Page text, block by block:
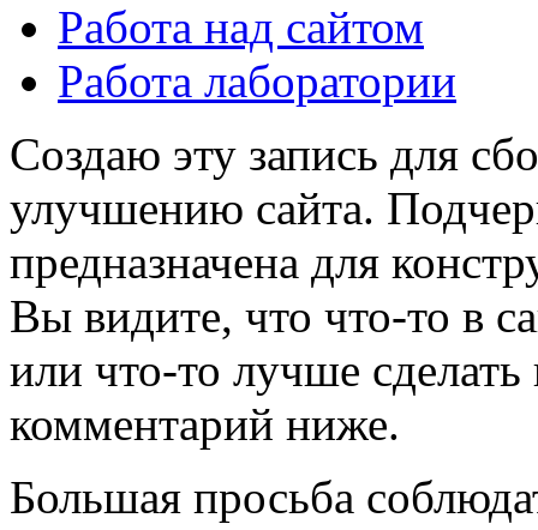
Работа над сайтом
Работа лаборатории
Создаю эту запись для
улучшению сайта.
предназначена для
Вы видите, что что-то в
или что-то лучше
комментарий ниже.
Большая просьба